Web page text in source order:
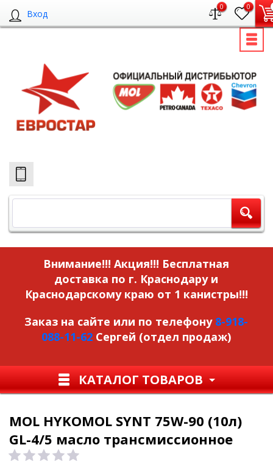
Вход
0 0
Внимание!!! Акция!!! Бесплатная
доставка по г. Краснодару и
Краснодарскому краю от 1 канистры!!!
Заказ на сайте или по телефону 8-918-
088-11-62 Сергей (отдел продаж)
КАТАЛОГ ТОВАРОВ
MOL HYKOMOL SYNT 75W-90 (10л)
GL-4/5 масло трансмиссионное